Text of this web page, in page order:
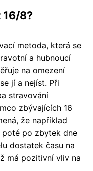
16/8?
metoda, která se
a hubnoucí
na omezení
jí a nejíst. Při
stravování
zbývajících 16
že například
poté po zbytek dne
dostatek času na
má pozitivní vliv na